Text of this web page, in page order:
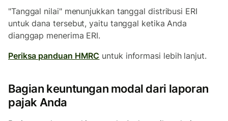
"Tanggal nilai" menunjukkan tanggal distribusi ERI
untuk dana tersebut, yaitu tanggal ketika Anda
dianggap menerima ERI.
Periksa panduan HMRC untuk informasi lebih lanjut.
Bagian keuntungan modal dari laporan
pajak Anda